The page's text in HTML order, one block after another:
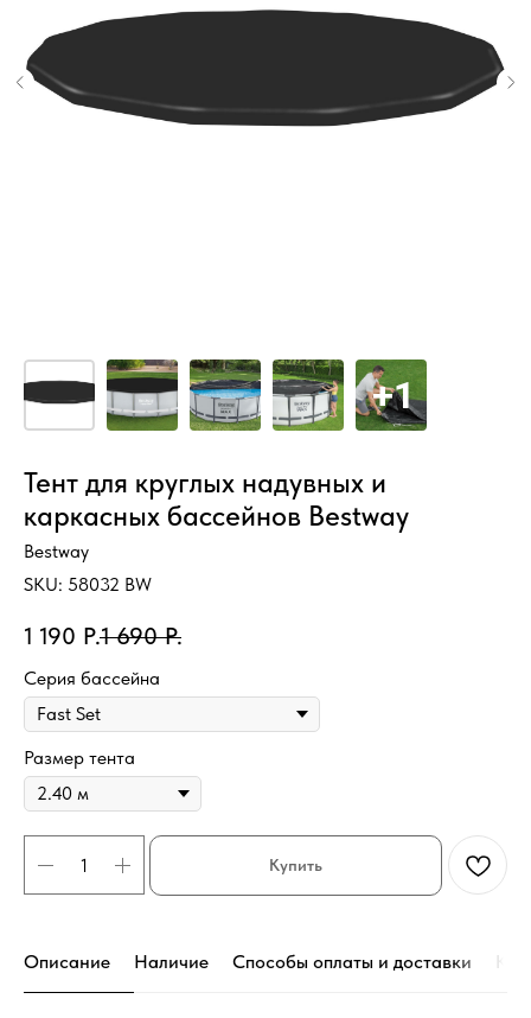
Тент для круглых надувных и
каркасных бассейнов Bestway
Bestway
SKU: 58032 BW
1 190 Р.1 690 Р.
Серия бассейна
Размер тента
Купить
Описание Наличие Способы оплаты и доставки